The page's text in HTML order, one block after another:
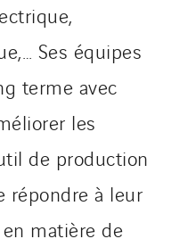
Ses équipes
terme avec
les
de production
répondre à leur
matière de